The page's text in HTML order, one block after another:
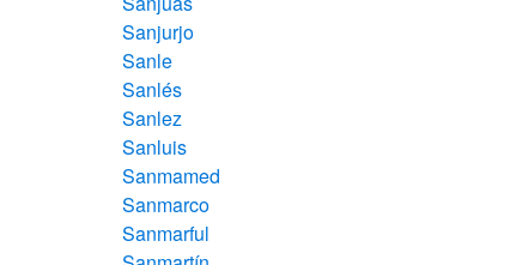
Sanjurjo
Sanle
Sanlés
Sanlez
Sanluis
Sanmamed
Sanmarco
Sanmarful